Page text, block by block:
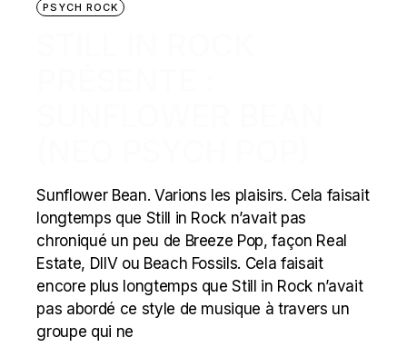
PSYCH ROCK
Sunflower Bean. Varions les plaisirs. Cela faisait
longtemps que Still in Rock n’avait pas
chroniqué un peu de Breeze Pop, façon Real
Estate, DIIV ou Beach Fossils. Cela faisait
encore plus longtemps que Still in Rock n’avait
pas abordé ce style de musique à travers un
groupe qui ne